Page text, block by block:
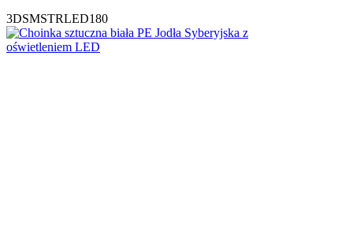
3DSMSTRLED180